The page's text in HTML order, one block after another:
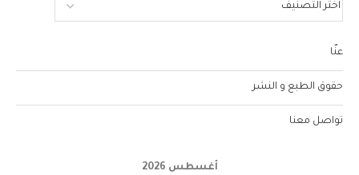
عنّا
حقوق الطبع و النشر
تواصل معنا
أغسطس 2026